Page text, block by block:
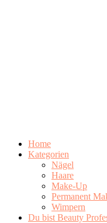
Home
Kategorien
Nägel
Haare
Make-Up
Permanent
Wimpern
Du bist Beauty